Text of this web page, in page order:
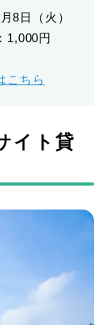
8日（火）
1,000円
こちら
イト貸